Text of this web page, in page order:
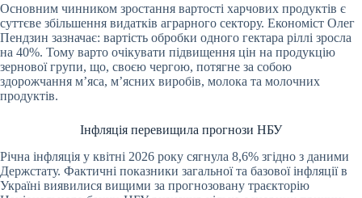
Основним чинником зростання вартості харчових продуктів є
суттєве збільшення видатків аграрного сектору. Економіст Олег
Пендзин зазначає: вартість обробки одного гектара ріллі зросла
на 40%. Тому варто очікувати підвищення цін на продукцію
зернової групи, що, своєю чергою, потягне за собою
здорожчання м’яса, м’ясних виробів, молока та молочних
продуктів.
Інфляція перевищила прогнози НБУ
Річна інфляція у квітні 2026 року сягнула 8,6% згідно з даними
Держстату. Фактичні показники загальної та базової інфляції в
Україні виявилися вищими за прогнозовану траєкторію